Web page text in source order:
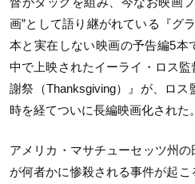
画”として語り継がれている『グ
本と実在しない映画の予告編5本
中で上映されたイーライ・ロス
謝祭（Thanksgiving）』が、ロ
時を経てついに長編映画化された。
アメリカ・マサチューセッツ州
が何者かに惨殺される事件が起